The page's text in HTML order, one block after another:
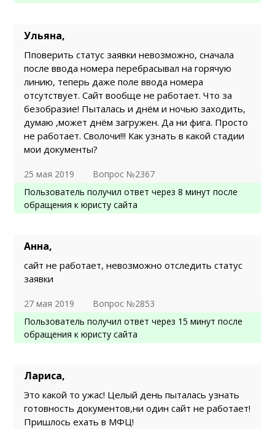
Ульяна,
Пповерить статус заявки невозможно, сначала
после ввода номера перебрасывал на горячую
линию, теперь даже поле ввода номера
отсутствует. Сайт вообще не работает. Что за
безобразие! Пыталась и днём и ночью заходить,
думаю ,может днём загружен. Да ни фига. Просто
не работает. Сволочи!!! Как узнать в какой стадии
мои документы?
25 мая 2019
Вопрос №2367
Пользователь получил ответ через 8 минут после
обращения к юристу сайта
Анна,
сайт не работает, невозможно отследить статус
заявки
27 мая 2019
Вопрос №2853
Пользователь получил ответ через 15 минут после
обращения к юристу сайта
Лариса,
Это какой то ужас! Целый день пыталась узнать
готовность документов,ни один сайт не работает!
Пришлось ехать в МФЦ!